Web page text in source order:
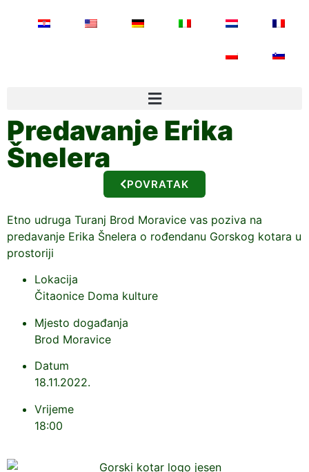
Predavanje Erika
Šnelera
POVRATAK
Etno udruga Turanj Brod Moravice vas poziva na
predavanje Erika Šnelera o rođendanu Gorskog kotara u
prostoriji
Lokacija
Čitaonice Doma kulture
Mjesto događanja
Brod Moravice
Datum
18.11.2022.
Vrijeme
18:00